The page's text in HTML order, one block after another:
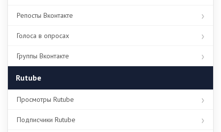
Репосты Вконтакте
Голоса в опросах
Группы Вконтакте
Rutube
Просмотры Rutube
Подписчики Rutube